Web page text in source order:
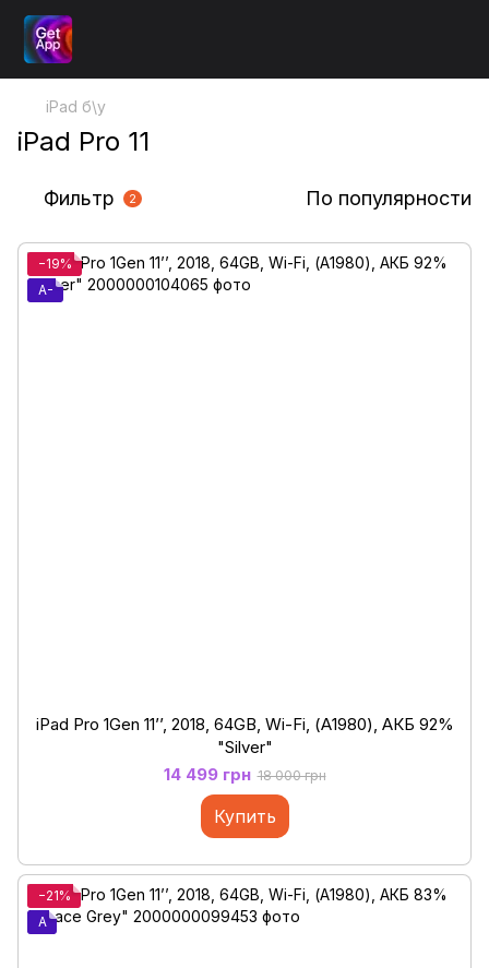
iPad б\у
iPad Pro 11
Фильтр 2 По популярности
−19%
A-
iPad Pro 1Gen 11’’, 2018, 64GB, Wi-Fi, (А1980), АКБ 92%
"Silver"
14 499 грн 18 000 грн
Купить
−21%
A